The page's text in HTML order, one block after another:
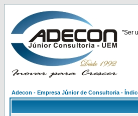
"Ser
Adecon - Empresa Júnior de Consultoria -